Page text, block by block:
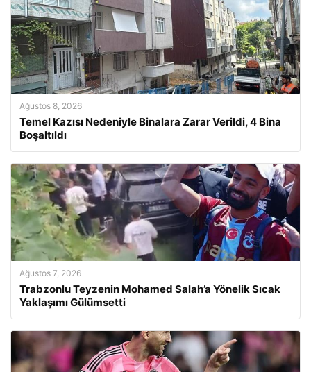
Ağustos 8, 2026
Temel Kazısı Nedeniyle Binalara Zarar Verildi, 4 Bina
Boşaltıldı
Ağustos 7, 2026
Trabzonlu Teyzenin Mohamed Salah’a Yönelik Sıcak
Yaklaşımı Gülümsetti